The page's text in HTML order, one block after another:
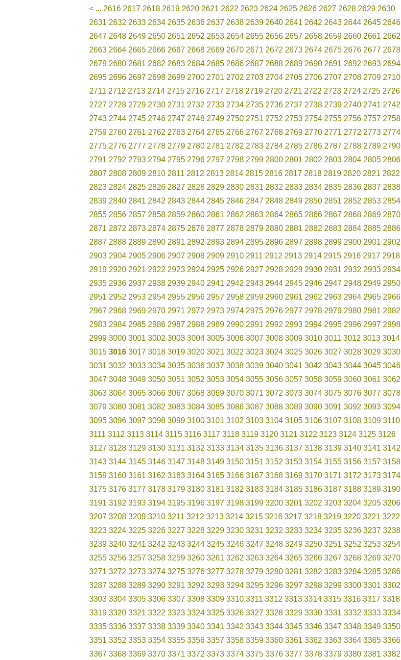
< ... 2616 2617 2618 2619 2620 2621 2622 2623 2624 2625 2626 2627 2628 2629 2630
2631 2632 2633 2634 2635 2636 2637 2638 2639 2640 2641 2642 2643 2644 2645 2646
2647 2648 2649 2650 2651 2652 2653 2654 2655 2656 2657 2658 2659 2660 2661 2662
2663 2664 2665 2666 2667 2668 2669 2670 2671 2672 2673 2674 2675 2676 2677 2678
2679 2680 2681 2682 2683 2684 2685 2686 2687 2688 2689 2690 2691 2692 2693 2694
2695 2696 2697 2698 2699 2700 2701 2702 2703 2704 2705 2706 2707 2708 2709 2710
2711 2712 2713 2714 2715 2716 2717 2718 2719 2720 2721 2722 2723 2724 2725 2726
2727 2728 2729 2730 2731 2732 2733 2734 2735 2736 2737 2738 2739 2740 2741 2742
2743 2744 2745 2746 2747 2748 2749 2750 2751 2752 2753 2754 2755 2756 2757 2758
2759 2760 2761 2762 2763 2764 2765 2766 2767 2768 2769 2770 2771 2772 2773 2774
2775 2776 2777 2778 2779 2780 2781 2782 2783 2784 2785 2786 2787 2788 2789 2790
2791 2792 2793 2794 2795 2796 2797 2798 2799 2800 2801 2802 2803 2804 2805 2806
2807 2808 2809 2810 2811 2812 2813 2814 2815 2816 2817 2818 2819 2820 2821 2822
2823 2824 2825 2826 2827 2828 2829 2830 2831 2832 2833 2834 2835 2836 2837 2838
2839 2840 2841 2842 2843 2844 2845 2846 2847 2848 2849 2850 2851 2852 2853 2854
2855 2856 2857 2858 2859 2860 2861 2862 2863 2864 2865 2866 2867 2868 2869 2870
2871 2872 2873 2874 2875 2876 2877 2878 2879 2880 2881 2882 2883 2884 2885 2886
2887 2888 2889 2890 2891 2892 2893 2894 2895 2896 2897 2898 2899 2900 2901 2902
2903 2904 2905 2906 2907 2908 2909 2910 2911 2912 2913 2914 2915 2916 2917 2918
2919 2920 2921 2922 2923 2924 2925 2926 2927 2928 2929 2930 2931 2932 2933 2934
2935 2936 2937 2938 2939 2940 2941 2942 2943 2944 2945 2946 2947 2948 2949 2950
2951 2952 2953 2954 2955 2956 2957 2958 2959 2960 2961 2962 2963 2964 2965 2966
2967 2968 2969 2970 2971 2972 2973 2974 2975 2976 2977 2978 2979 2980 2981 2982
2983 2984 2985 2986 2987 2988 2989 2990 2991 2992 2993 2994 2995 2996 2997 2998
2999 3000 3001 3002 3003 3004 3005 3006 3007 3008 3009 3010 3011 3012 3013 3014
3015 3016 3017 3018 3019 3020 3021 3022 3023 3024 3025 3026 3027 3028 3029 3030
3031 3032 3033 3034 3035 3036 3037 3038 3039 3040 3041 3042 3043 3044 3045 3046
3047 3048 3049 3050 3051 3052 3053 3054 3055 3056 3057 3058 3059 3060 3061 3062
3063 3064 3065 3066 3067 3068 3069 3070 3071 3072 3073 3074 3075 3076 3077 3078
3079 3080 3081 3082 3083 3084 3085 3086 3087 3088 3089 3090 3091 3092 3093 3094
3095 3096 3097 3098 3099 3100 3101 3102 3103 3104 3105 3106 3107 3108 3109 3110
3111 3112 3113 3114 3115 3116 3117 3118 3119 3120 3121 3122 3123 3124 3125 3126
3127 3128 3129 3130 3131 3132 3133 3134 3135 3136 3137 3138 3139 3140 3141 3142
3143 3144 3145 3146 3147 3148 3149 3150 3151 3152 3153 3154 3155 3156 3157 3158
3159 3160 3161 3162 3163 3164 3165 3166 3167 3168 3169 3170 3171 3172 3173 3174
3175 3176 3177 3178 3179 3180 3181 3182 3183 3184 3185 3186 3187 3188 3189 3190
3191 3192 3193 3194 3195 3196 3197 3198 3199 3200 3201 3202 3203 3204 3205 3206
3207 3208 3209 3210 3211 3212 3213 3214 3215 3216 3217 3218 3219 3220 3221 3222
3223 3224 3225 3226 3227 3228 3229 3230 3231 3232 3233 3234 3235 3236 3237 3238
3239 3240 3241 3242 3243 3244 3245 3246 3247 3248 3249 3250 3251 3252 3253 3254
3255 3256 3257 3258 3259 3260 3261 3262 3263 3264 3265 3266 3267 3268 3269 3270
3271 3272 3273 3274 3275 3276 3277 3278 3279 3280 3281 3282 3283 3284 3285 3286
3287 3288 3289 3290 3291 3292 3293 3294 3295 3296 3297 3298 3299 3300 3301 3302
3303 3304 3305 3306 3307 3308 3309 3310 3311 3312 3313 3314 3315 3316 3317 3318
3319 3320 3321 3322 3323 3324 3325 3326 3327 3328 3329 3330 3331 3332 3333 3334
3335 3336 3337 3338 3339 3340 3341 3342 3343 3344 3345 3346 3347 3348 3349 3350
3351 3352 3353 3354 3355 3356 3357 3358 3359 3360 3361 3362 3363 3364 3365 3366
3367 3368 3369 3370 3371 3372 3373 3374 3375 3376 3377 3378 3379 3380 3381 3382